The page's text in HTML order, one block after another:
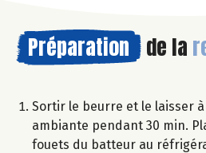
Préparation de la
Sortir le beurre et le laisser
ambiante pendant 30 min.
fouets du batteur au